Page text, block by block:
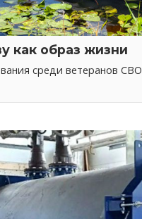
как образ жизни
среди ветеранов СВО